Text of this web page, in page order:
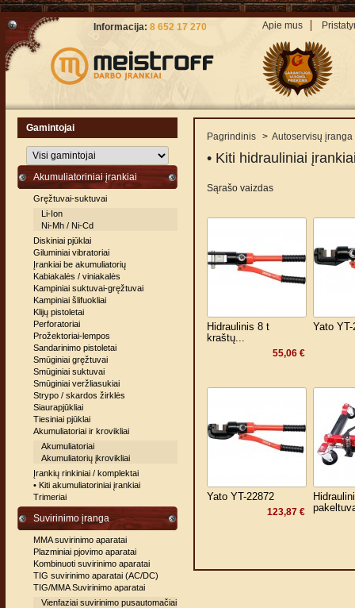
Apie mus
Informacija: 8 652 17 270
Gamintojai
Akumuliatoriniai įrankiai
Gręžtuvai-suktuvai
Li-Ion
Ni-Mh / Ni-Cd
Diskiniai pjūklai
Giluminiai vibratoriai
Įrankiai be akumuliatorių
Kabiakalės / viniakalės
Kampiniai suktuvai-gręžtuvai
Kampiniai šlifuokliai
Klijų pistoletai
Perforatoriai
Prožektoriai-lempos
Sandarinimo pistoletai
Smūginiai gręžtuvai
Smūginiai suktuvai
Smūginiai veržliasukiai
Strypo / skardos žirklės
Siaurapjūkliai
Tiesiniai pjūklai
Akumuliatoriai ir krovikliai
Akumuliatoriai
Akumuliatorių įkrovikliai
Įrankių rinkiniai / komplektai
• Kiti akumuliatoriniai įrankiai
Trimeriai
Suvirinimo įranga
MMA suvirinimo aparatai
Plazminiai pjovimo aparatai
Kombinuoti suvirinimo aparatai
TIG suvirinimo aparatai (AC/DC)
TIG/MMA Suvirinimo aparatai
Vienfaziai suvirinimo pusautomačiai
Pagrindinis > Autoservisų įranga
• Kiti hidrauliniai
Sąrašo vaizdas
Hidraulinis 8 t
kraštų...
55,06 €
Yato YT-
Yato YT-22872
123,87 €